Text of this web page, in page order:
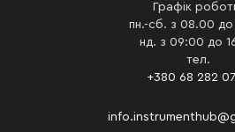
Графік
пн.-сб. з 08.00 до
нд. з 09:00 до
тел.
+380 68 282